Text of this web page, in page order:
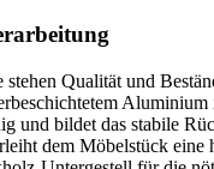
stehen Qualität und
Aluminium
und bildet das stabile
dem Möbelstück eine